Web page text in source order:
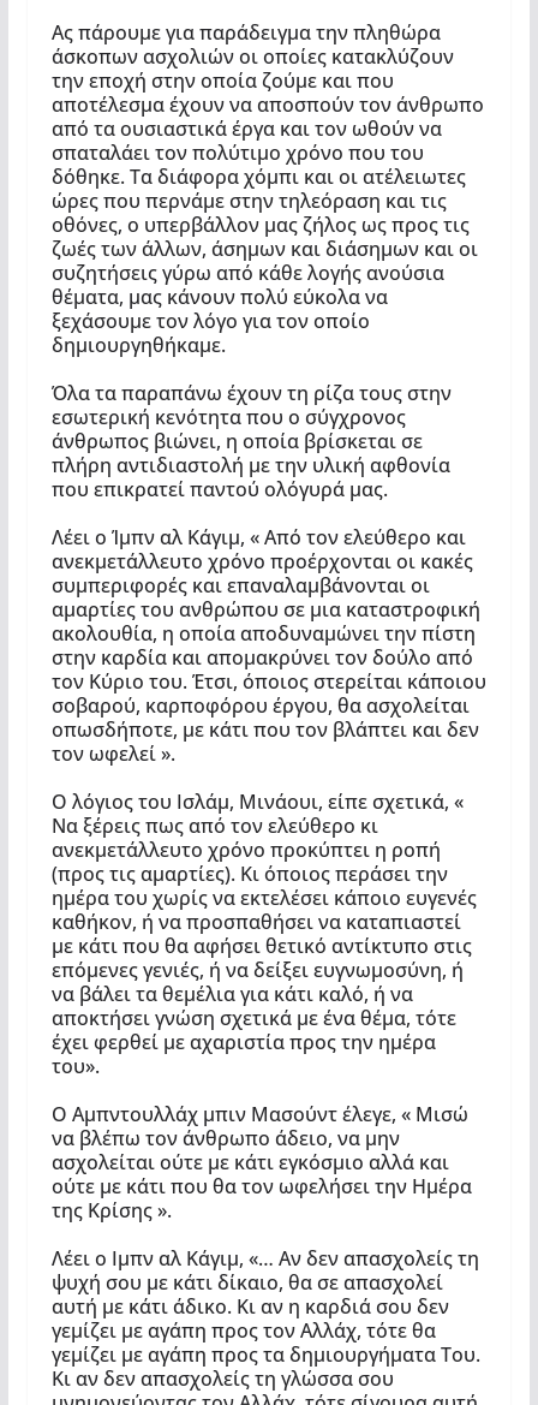
Ας πάρουμε για παράδειγμα την πληθώρα
άσκοπων ασχολιών οι οποίες κατακλύζουν
την εποχή στην οποία ζούμε και που
αποτέλεσμα έχουν να αποσπούν τον άνθρωπο
από τα ουσιαστικά έργα και τον ωθούν να
σπαταλάει τον πολύτιμο χρόνο που του
δόθηκε. Τα διάφορα χόμπι και οι ατέλειωτες
ώρες που περνάμε στην τηλεόραση και τις
οθόνες, ο υπερβάλλον μας ζήλος ως προς τις
ζωές των άλλων, άσημων και διάσημων και οι
συζητήσεις γύρω από κάθε λογής ανούσια
θέματα, μας κάνουν πολύ εύκολα να
ξεχάσουμε τον λόγο για τον οποίο
δημιουργηθήκαμε.
Όλα τα παραπάνω έχουν τη ρίζα τους στην
εσωτερική κενότητα που ο σύγχρονος
άνθρωπος βιώνει, η οποία βρίσκεται σε
πλήρη αντιδιαστολή με την υλική αφθονία
που επικρατεί παντού ολόγυρά μας.
Λέει ο Ίμπν αλ Κάγιμ, « Από τον ελεύθερο και
ανεκμετάλλευτο χρόνο προέρχονται οι κακές
συμπεριφορές και επαναλαμβάνονται οι
αμαρτίες του ανθρώπου σε μια καταστροφική
ακολουθία, η οποία αποδυναμώνει την πίστη
στην καρδία και απομακρύνει τον δούλο από
τον Κύριο του. Έτσι, όποιος στερείται κάποιου
σοβαρού, καρποφόρου έργου, θα ασχολείται
οπωσδήποτε, με κάτι που τον βλάπτει και δεν
τον ωφελεί ».
Ο λόγιος του Ισλάμ, Μινάουι, είπε σχετικά, «
Να ξέρεις πως από τον ελεύθερο κι
ανεκμετάλλευτο χρόνο προκύπτει η ροπή
(προς τις αμαρτίες). Κι όποιος περάσει την
ημέρα του χωρίς να εκτελέσει κάποιο ευγενές
καθήκον, ή να προσπαθήσει να καταπιαστεί
με κάτι που θα αφήσει θετικό αντίκτυπο στις
επόμενες γενιές, ή να δείξει ευγνωμοσύνη, ή
να βάλει τα θεμέλια για κάτι καλό, ή να
αποκτήσει γνώση σχετικά με ένα θέμα, τότε
έχει φερθεί με αχαριστία προς την ημέρα
του».
Ο Αμπντουλλάχ μπιν Μασούντ έλεγε, « Μισώ
να βλέπω τον άνθρωπο άδειο, να μην
ασχολείται ούτε με κάτι εγκόσμιο αλλά και
ούτε με κάτι που θα τον ωφελήσει την Ημέρα
της Κρίσης ».
Λέει ο Ιμπν αλ Κάγιμ, «… Αν δεν απασχολείς τη
ψυχή σου με κάτι δίκαιο, θα σε απασχολεί
αυτή με κάτι άδικο. Κι αν η καρδιά σου δεν
γεμίζει με αγάπη προς τον Αλλάχ, τότε θα
γεμίζει με αγάπη προς τα δημιουργήματα Του.
Κι αν δεν απασχολείς τη γλώσσα σου